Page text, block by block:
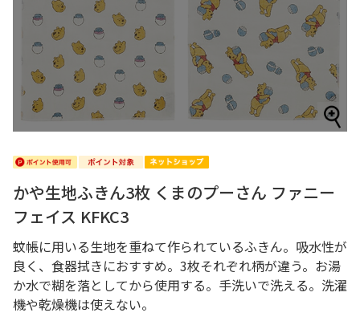
かや生地ふきん3枚 くまのプーさん ファニー
フェイス KFKC3
蚊帳に用いる生地を重ねて作られているふきん。吸水性が
良く、食器拭きにおすすめ。3枚それぞれ柄が違う。お湯
か水で糊を落としてから使用する。手洗いで洗える。洗濯
機や乾燥機は使えない。